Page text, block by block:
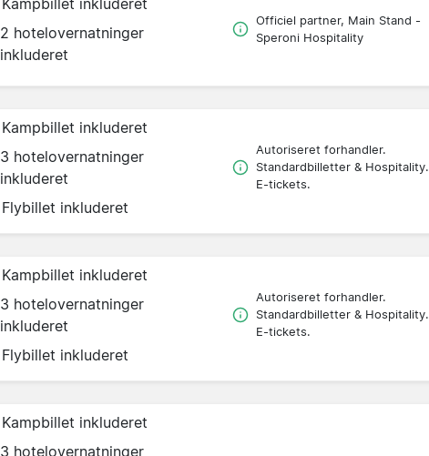
2 hotelovernatninger
inkluderet
Officiel partner, Main Stand -
Speroni Hospitality
Kampbillet inkluderet
3 hotelovernatninger
inkluderet
Flybillet inkluderet
Autoriseret forhandler.
Standardbilletter & Hospitality.
E-tickets.
Kampbillet inkluderet
3 hotelovernatninger
inkluderet
Flybillet inkluderet
Autoriseret forhandler.
Standardbilletter & Hospitality.
E-tickets.
Kampbillet inkluderet
3 hotelovernatninger